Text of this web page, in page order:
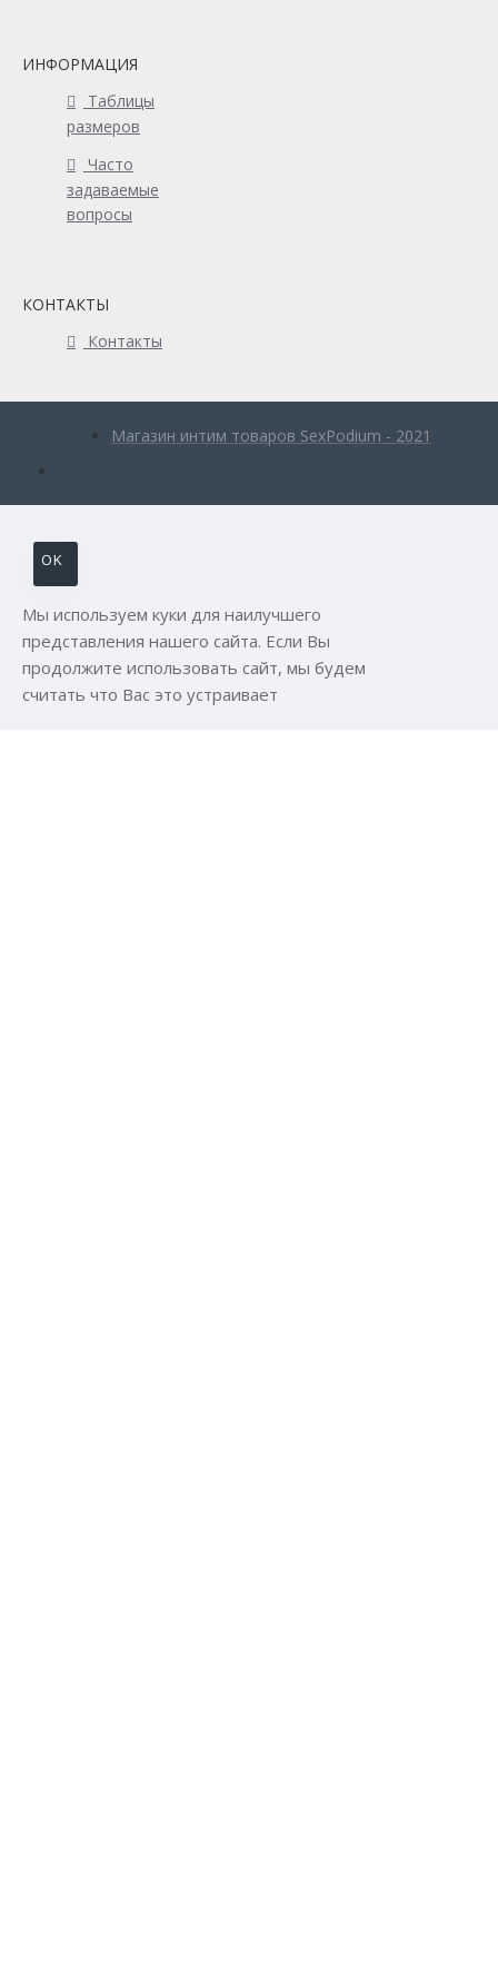
ИНФОРМАЦИЯ
Таблицы
размеров
Часто
задаваемые
вопросы
КОНТАКТЫ
Контакты
Магазин интим товаров SexPodium - 2021
OK
Мы используем куки для наилучшего
представления нашего сайта. Если Вы
продолжите использовать сайт, мы будем
считать что Вас это устраивает